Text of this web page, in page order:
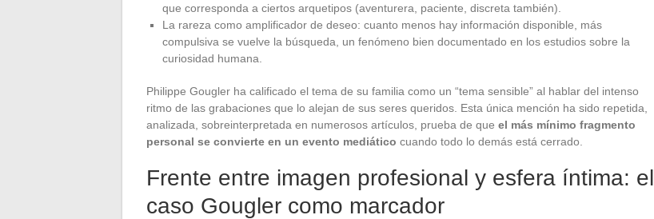
que corresponda a ciertos arquetipos (aventurera, paciente, discreta también).
La rareza como amplificador de deseo: cuanto menos hay información disponible, más
compulsiva se vuelve la búsqueda, un fenómeno bien documentado en los estudios sobre la
curiosidad humana.
Philippe Gougler ha calificado el tema de su familia como un “tema sensible” al hablar del intenso
ritmo de las grabaciones que lo alejan de sus seres queridos. Esta única mención ha sido repetida,
analizada, sobreinterpretada en numerosos artículos, prueba de que el más mínimo fragmento
personal se convierte en un evento mediático cuando todo lo demás está cerrado.
Frente entre imagen profesional y esfera íntima: el
caso Gougler como marcador